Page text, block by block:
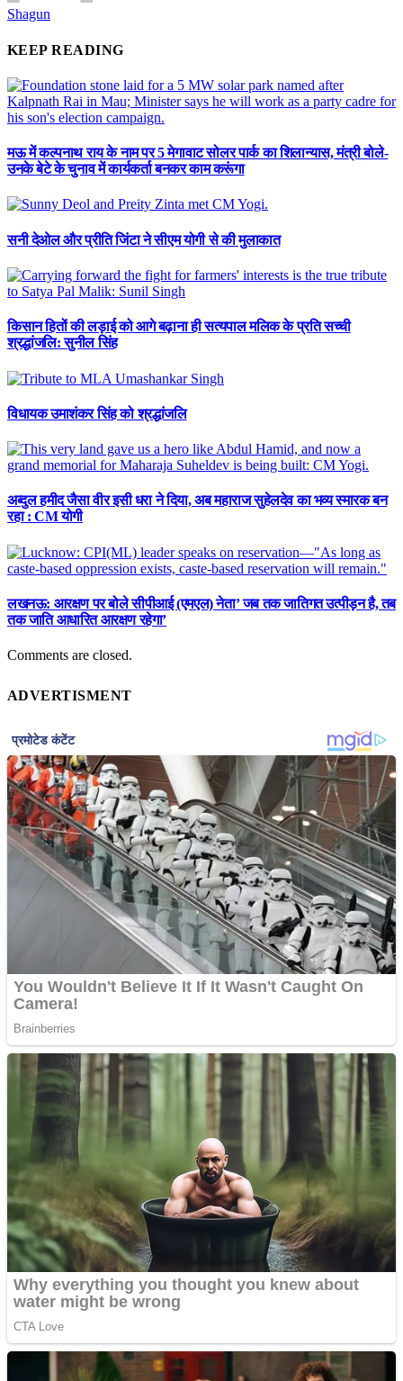
Shagun
KEEP READING
मऊ में कल्पनाथ राय के नाम पर 5 मेगावाट सोलर पार्क का शिलान्यास, मंत्री बोले-
उनके बेटे के चुनाव में कार्यकर्ता बनकर काम करूंगा
सनी देओल और प्रीति जिंटा ने सीएम योगी से की मुलाकात
किसान हितों की लड़ाई को आगे बढ़ाना ही सत्यपाल मलिक के प्रति सच्ची
श्रद्धांजलि: सुनील सिंह
विधायक उमाशंकर सिंह को श्रद्धांजलि
अब्दुल हमीद जैसा वीर इसी धरा ने दिया, अब महाराज सुहेलदेव का भव्य स्मारक बन
रहा : CM योगी
लखनऊ: आरक्षण पर बोले सीपीआई (एमएल) नेता’ जब तक जातिगत उत्पीड़न है, तब
तक जाति आधारित आरक्षण रहेगा’
Comments are closed.
ADVERTISMENT